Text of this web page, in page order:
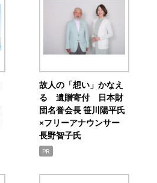
故人の「想い」かなえ
る 遺贈寄付 日本財
団名誉会長 笹川陽平氏
×フリーアナウンサー
長野智子氏
PR